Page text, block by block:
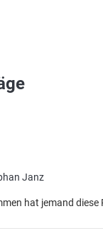
Janz
hat jemand diese